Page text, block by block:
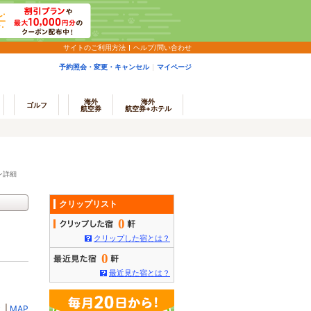
サイトのご利用方法 ヘルプ/問い合わせ
予約照会・変更・キャンセル マイページ
ゴルフ
海外
航空券
海外
航空券+ホテル
詳細
MAP
クリップリスト
0
クリップした宿とは？
0
最近見た宿とは？